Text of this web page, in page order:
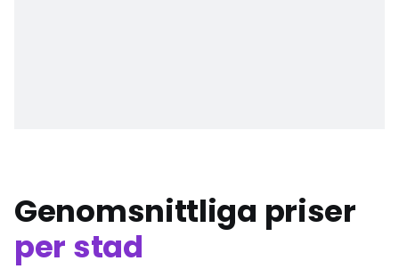
Genomsnittliga priser
per stad